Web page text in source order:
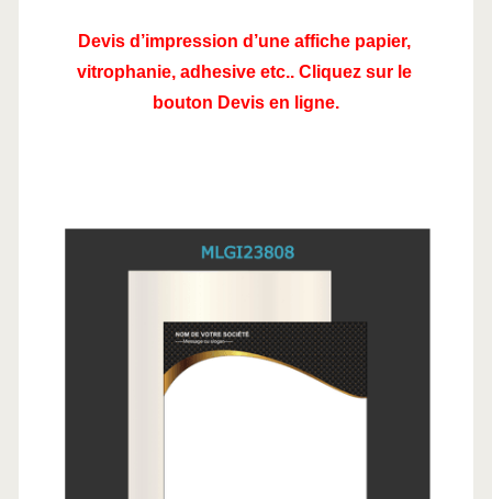
Devis d’impression d’une affiche papier,
vitrophanie, adhesive etc.. Cliquez sur le
bouton Devis en ligne.